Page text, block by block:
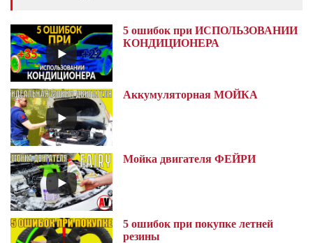
5 ошибок при ИСПОЛЬЗОВАНИИ
КОНДИЦИОНЕРА
Аккумуляторная МОЙКА
Мойка двигателя ФЕЙРИ
5 ошибок при покупке летней
резины